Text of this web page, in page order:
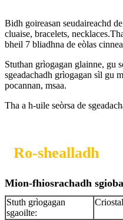
Bidh goireasan seudaireachd
cluaise, bracelets,
bheil 7 bliadhna de eòlas
Stuthan grìogagan glainne, gu
sgeadachadh grìogagan sìl gu
pocannan, msaa.
Tha a h-uile seòrsa de
Ro-shealladh
Mion-fhiosrachadh
Stuth grìogagan
sgaoilte: